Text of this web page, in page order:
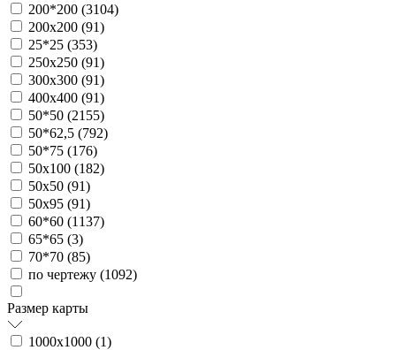
200*200 (3104)
200х200 (91)
25*25 (353)
250х250 (91)
300х300 (91)
400х400 (91)
50*50 (2155)
50*62,5 (792)
50*75 (176)
50х100 (182)
50х50 (91)
50х95 (91)
60*60 (1137)
65*65 (3)
70*70 (85)
по чертежу (1092)
Размер карты
1000х1000 (1)